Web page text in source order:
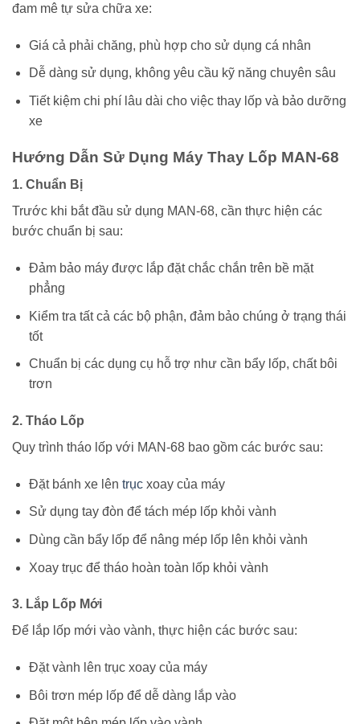
đam mê tự sửa chữa xe:
Giá cả phải chăng, phù hợp cho sử dụng cá nhân
Dễ dàng sử dụng, không yêu cầu kỹ năng chuyên sâu
Tiết kiệm chi phí lâu dài cho việc thay lốp và bảo dưỡng
xe
Hướng Dẫn Sử Dụng Máy Thay Lốp MAN-68
1. Chuẩn Bị
Trước khi bắt đầu sử dụng MAN-68, cần thực hiện các
bước chuẩn bị sau:
Đảm bảo máy được lắp đặt chắc chắn trên bề mặt
phẳng
Kiểm tra tất cả các bộ phận, đảm bảo chúng ở trạng thái
tốt
Chuẩn bị các dụng cụ hỗ trợ như cần bẩy lốp, chất bôi
trơn
2. Tháo Lốp
Quy trình tháo lốp với MAN-68 bao gồm các bước sau:
Đặt bánh xe lên trụcxoay của máy
Sử dụng tay đòn để tách mép lốp khỏi vành
Dùng cần bẩy lốp để nâng mép lốp lên khỏi vành
Xoay trục để tháo hoàn toàn lốp khỏi vành
3. Lắp Lốp Mới
Để lắp lốp mới vào vành, thực hiện các bước sau:
Đặt vành lên trục xoay của máy
Bôi trơn mép lốp để dễ dàng lắp vào